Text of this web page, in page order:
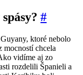
#
ktoré nebolo
mocností chcela
vidíme aj zo
rozdelili Španieli a